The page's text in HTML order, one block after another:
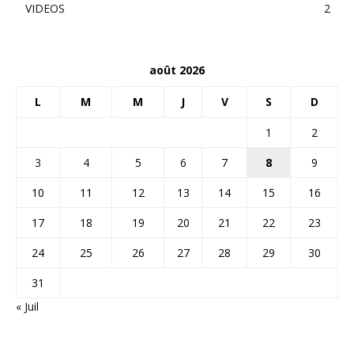
VIDEOS
2
août 2026
L M M J V S D
1
2
3
4 5 6 7 8
9
10
11 12 13 14 15
16
17
18 19 20 21 22
23
24
25 26 27 28 29
30
31
« Juil